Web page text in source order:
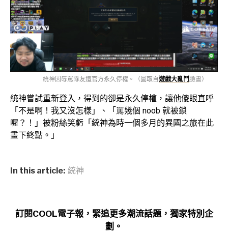
統神因辱罵隊友遭官方永久停權。（圖取自遊戲大亂鬥臉書）
統神嘗試重新登入，得到的卻是永久停權，讓他傻眼直呼
「不是啊！我又沒怎樣」、「罵幾個 noob 就被鎖
喔？！」被粉絲笑虧「統神為時一個多月的異國之旅在此
畫下終點。」
In this article: 統神
訂閱COOL電子報，緊追更多潮流話題，獨家特別企
劃。